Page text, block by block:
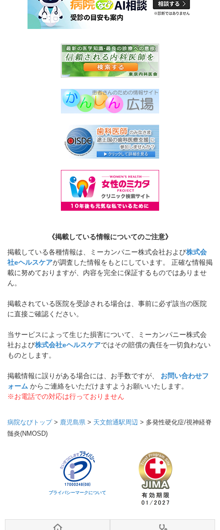
《掲載している情報についてのご注意》
掲載している各種情報は、ミーカンパニー株式会社および株式会
社eヘルスケアが調査した情報をもとにしています。 正確な情報掲
載に努めておりますが、内容を完全に保証するものではありませ
ん。
掲載されている医院を受診される場合は、事前に必ず該当の医院
に直接ご確認ください。
当サービスによって生じた損害について、ミーカンパニー株式会
社および株式会社eヘルスケアではその賠償の責任を一切負わない
ものとします。
掲載情報に誤りがある場合には、お手数ですが、 お問い合わせフ
ォーム からご連絡をいただけますようお願いいたします。
※お電話での対応は行っておりません
病院なびトップ> 鹿児島県 > 天文館通駅周辺 > 多発性硬化症/視神経脊
髄炎(NMOSD)
プライバシーマークについて